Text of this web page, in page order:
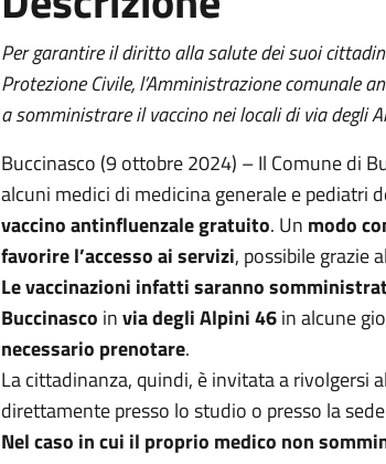
Per garantire il diritto alla salute dei suoi
Protezione Civile, l’Amministrazione comunale
a somministrare il vaccino nei locali di via degli
Buccinasco (9 ottobre 2024) – Il Comune di
alcuni medici di medicina generale e pediatri
vaccino antinfluenzale gratuito. Un modo
favorire l’accesso ai servizi, possibile grazie
Le vaccinazioni infatti saranno
Buccinasco invia degli Alpini 46in alcune
necessario prenotare.
La cittadinanza, quindi, è invitata a rivolgersi
direttamente presso lo studio o presso la
Nel caso in cui il proprio medico non